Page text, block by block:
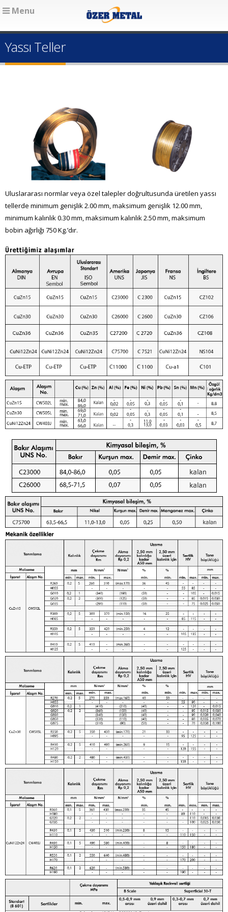
Menu
Yassı Teller
Uluslararası normlar veya özel talepler doğrultusunda üretilen yassı
tellerde minimum genişlik 2.00 mm, maksimum genişlik 12.00 mm,
minimum kalınlık 0.30 mm, maksimum kalınlık 2.50 mm, maksimum
bobin ağırlığı 750 Kg.’dır.